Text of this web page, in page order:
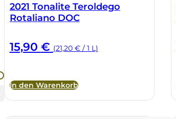
2021 Tonalite Teroldego
Rotaliano DOC
15,90 € (21,20 € / 1 L)
In den Warenkorb